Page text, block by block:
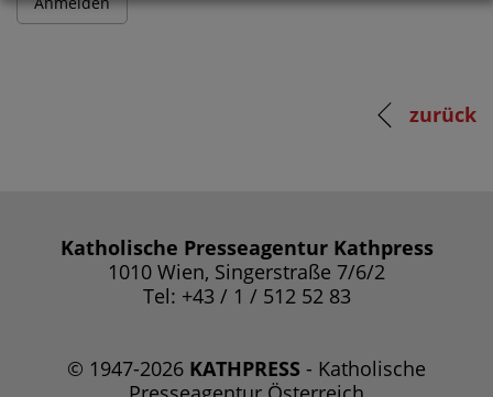
zurück
Katholische Presseagentur Kathpress
1010 Wien, Singerstraße 7/6/2
Tel: +43 / 1 / 512 52 83
© 1947-2026 KATHPRESS - Katholische